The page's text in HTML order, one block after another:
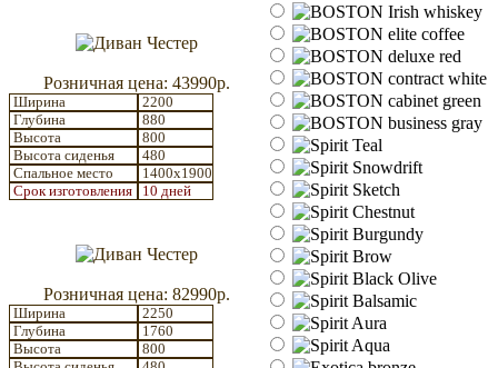
Розничная цена: 43990р.
Ширина
2200
Глубина
880
Высота
800
Высота сиденья
480
Спальное место
1400x1900
Срок изготовления
10 дней
Розничная цена: 82990р.
Ширина
2250
Глубина
1760
Высота
800